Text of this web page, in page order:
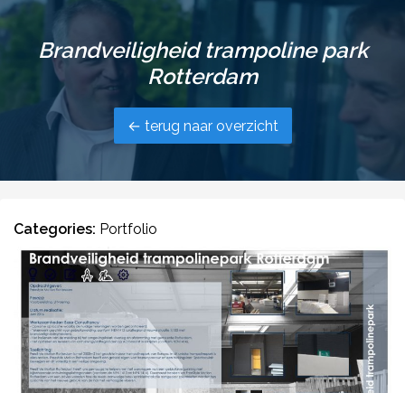
Brandveiligheid trampoline park
Rotterdam
← terug naar overzicht
Categories: Portfolio